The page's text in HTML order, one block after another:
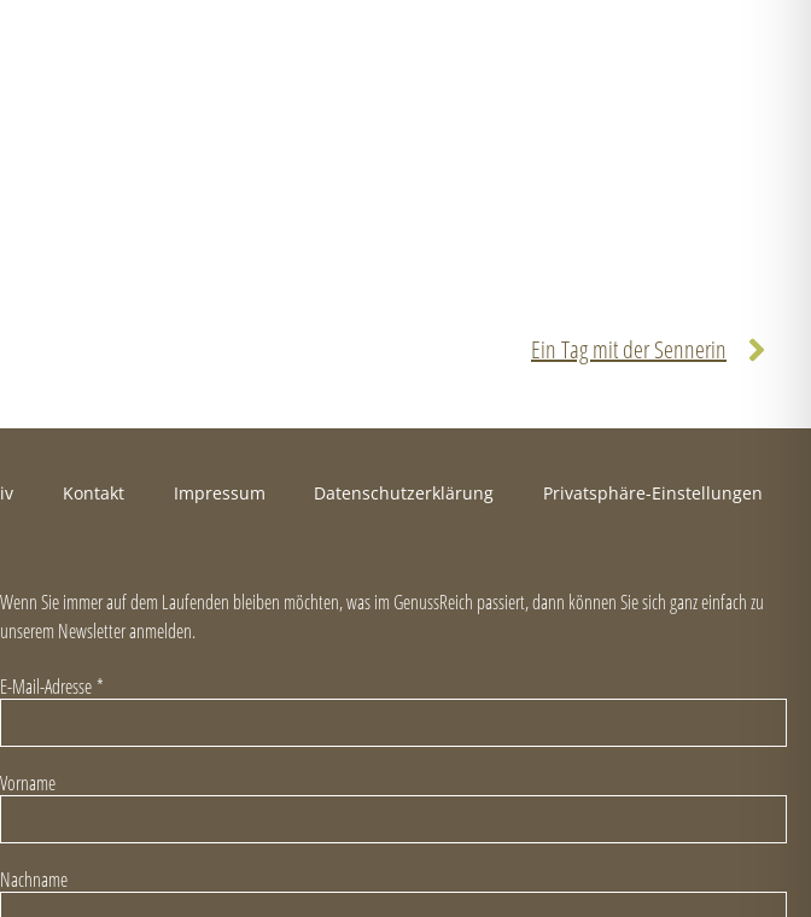
Ein Tag mit der Sennerin
Kontakt Impressum Datenschutzerklärung
Privatsphäre-Einstellungen
Wenn Sie immer auf dem Laufenden bleiben möchten, was im GenussReich passiert, dann können Sie sich ganz einfach zu
unserem Newsletter anmelden.
E-Mail-Adresse *
Vorname
Nachname